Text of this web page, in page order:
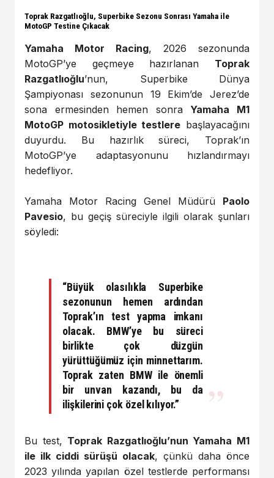
Toprak Razgatlıoğlu, Superbike Sezonu Sonrası Yamaha ile
MotoGP Testine Çıkacak
Yamaha Motor Racing, 2026 sezonunda
MotoGP’ye geçmeye hazırlanan Toprak
Razgatlıoğlu’nun, Superbike Dünya
Şampiyonası sezonunun 19 Ekim’de Jerez’de
sona ermesinden hemen sonra Yamaha M1
MotoGP motosikletiyle testlere başlayacağını
duyurdu. Bu hazırlık süreci, Toprak’ın
MotoGP’ye adaptasyonunu hızlandırmayı
hedefliyor.
Yamaha Motor Racing Genel Müdürü Paolo
Pavesio, bu geçiş süreciyle ilgili olarak şunları
söyledi:
“Büyük olasılıkla Superbike
sezonunun hemen ardından
Toprak’ın test yapma imkanı
olacak. BMW’ye bu süreci
birlikte çok düzgün
yürüttüğümüz için minnettarım.
Toprak zaten BMW ile önemli
bir unvan kazandı, bu da
ilişkilerini çok özel kılıyor.”
Bu test, Toprak Razgatlıoğlu’nun Yamaha M1
ile ilk ciddi sürüşü olacak, çünkü daha önce
2023 yılında yapılan özel testlerde performansı